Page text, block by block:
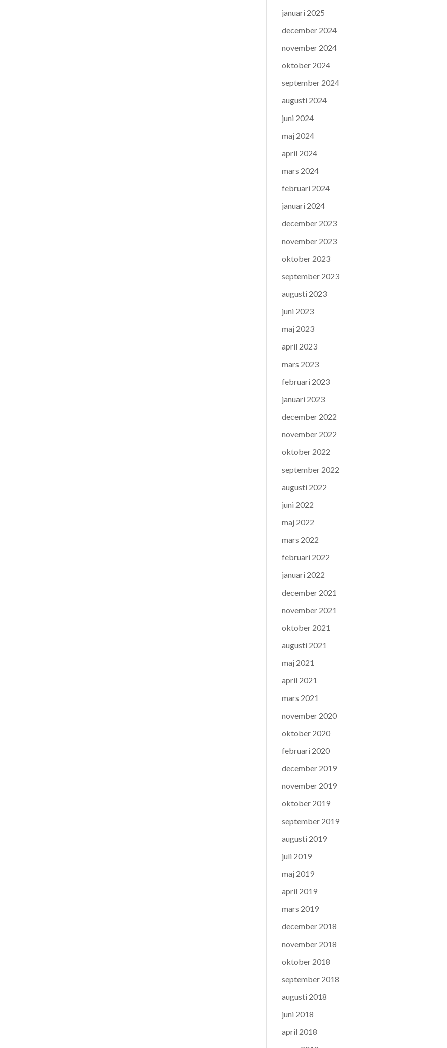
januari 2025
december 2024
november 2024
oktober 2024
september 2024
augusti 2024
juni 2024
maj 2024
april 2024
mars 2024
februari 2024
januari 2024
december 2023
november 2023
oktober 2023
september 2023
augusti 2023
juni 2023
maj 2023
april 2023
mars 2023
februari 2023
januari 2023
december 2022
november 2022
oktober 2022
september 2022
augusti 2022
juni 2022
maj 2022
mars 2022
februari 2022
januari 2022
december 2021
november 2021
oktober 2021
augusti 2021
maj 2021
april 2021
mars 2021
november 2020
oktober 2020
februari 2020
december 2019
november 2019
oktober 2019
september 2019
augusti 2019
juli 2019
maj 2019
april 2019
mars 2019
december 2018
november 2018
oktober 2018
september 2018
augusti 2018
juni 2018
april 2018